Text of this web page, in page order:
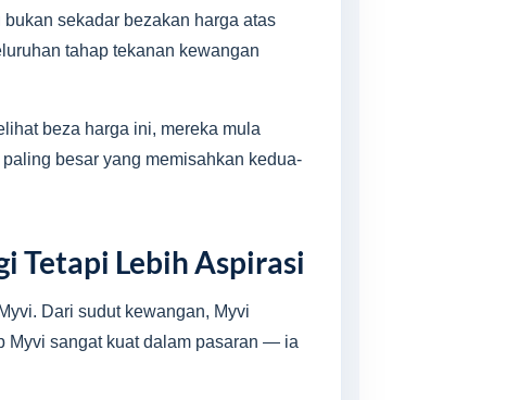
sekadar bezakan harga atas
tahap tekanan kewangan
beza harga ini, mereka mula
besar yang memisahkan kedua-
Tetapi Lebih Aspirasi
Dari sudut kewangan, Myvi
Myvi sangat kuat dalam pasaran — ia